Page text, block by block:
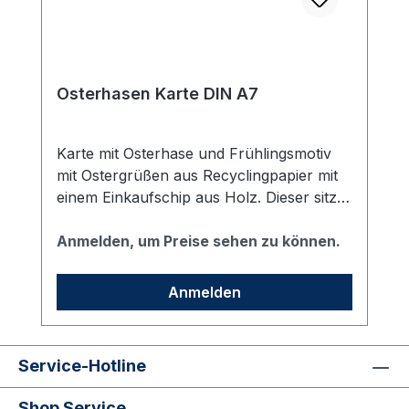
Osterhasen Karte DIN A7
Karte mit Osterhase und Frühlingsmotiv
mit Ostergrüßen aus Recyclingpapier mit
einem Einkaufschip aus Holz. Dieser sitzt
Anmelden, um Preise sehen zu können.
Anmelden
Service-Hotline